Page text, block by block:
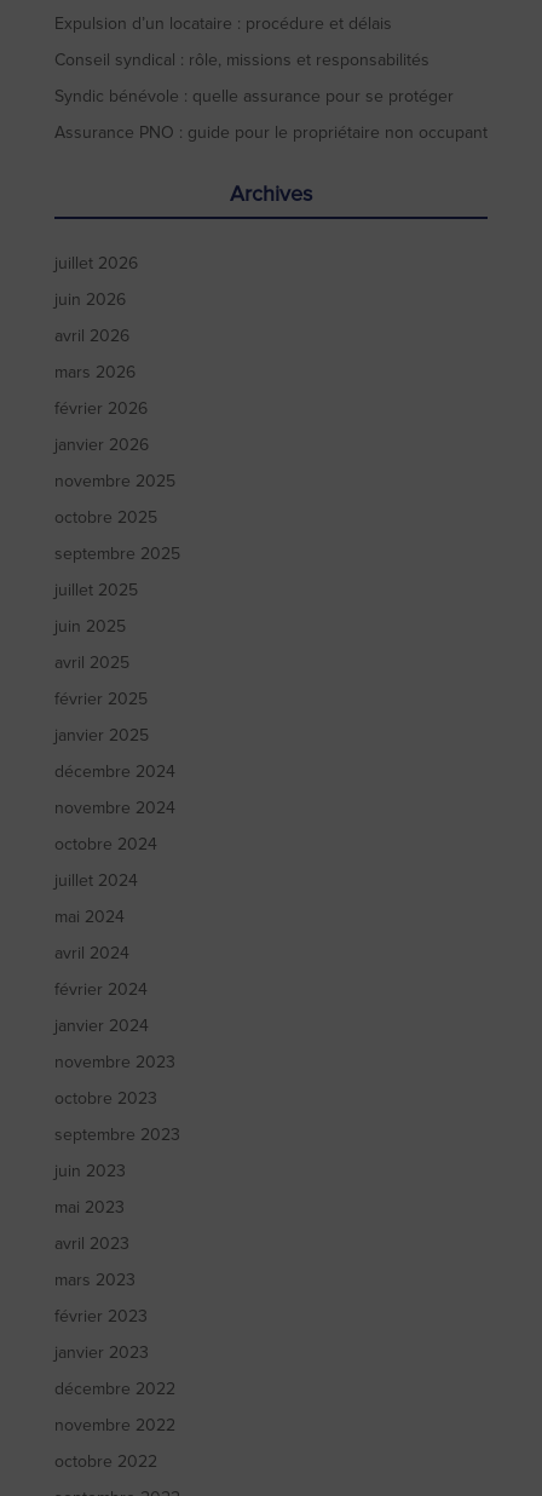
Expulsion d’un locataire : procédure et délais
Conseil syndical : rôle, missions et responsabilités
Syndic bénévole : quelle assurance pour se protéger
Assurance PNO : guide pour le propriétaire non occupant
Archives
juillet 2026
juin 2026
avril 2026
mars 2026
février 2026
janvier 2026
novembre 2025
octobre 2025
septembre 2025
juillet 2025
juin 2025
avril 2025
février 2025
janvier 2025
décembre 2024
novembre 2024
octobre 2024
juillet 2024
mai 2024
avril 2024
février 2024
janvier 2024
novembre 2023
octobre 2023
septembre 2023
juin 2023
mai 2023
avril 2023
mars 2023
février 2023
janvier 2023
décembre 2022
novembre 2022
octobre 2022